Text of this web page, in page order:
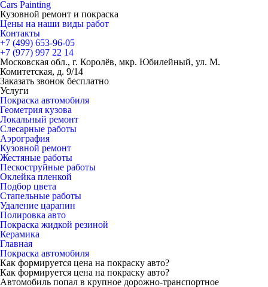
Cars Painting
Кузовной ремонт и покраска
Цены на наши виды работ
Контакты
+7 (499) 653-96-05
+7 (977) 997 22 14
Московская обл., г. Королёв, мкр. Юбилейный, ул. М.
Комитетская, д. 9/14
Заказать звонок бесплатно
Услуги
Покраска автомобиля
Геометрия кузова
Локальный ремонт
Слесарные работы
Аэрография
Кузовной ремонт
Жестяные работы
Пескоструйные работы
Оклейка пленкой
Подбор цвета
Стапельные работы
Удаление царапин
Полировка авто
Покраска жидкой резиной
Керамика
Главная
Покраска автомобиля
Как формируется цена на покраску авто?
Как формируется цена на покраску авто?
Автомобиль попал в крупное дорожно-транспортное